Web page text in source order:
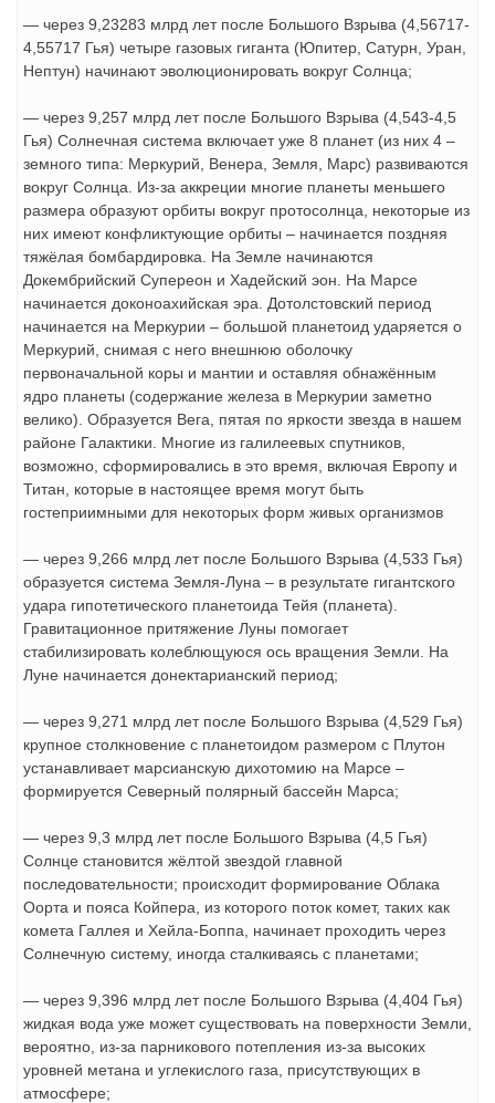
— через 9,23283 млрд лет после Большого Взрыва (4,56717-
4,55717 Гья) четыре газовых гиганта (Юпитер, Сатурн, Уран,
Нептун) начинают эволюционировать вокруг Солнца;
— через 9,257 млрд лет после Большого Взрыва (4,543-4,5
Гья) Солнечная система включает уже 8 планет (из них 4 –
земного типа: Меркурий, Венера, Земля, Марс) развиваются
вокруг Солнца. Из-за аккреции многие планеты меньшего
размера образуют орбиты вокруг протосолнца, некоторые из
них имеют конфликтующие орбиты – начинается поздняя
тяжёлая бомбардировка. На Земле начинаются
Докембрийский Супереон и Хадейский эон. На Марсе
начинается доконоахийская эра. Дотолстовский период
начинается на Меркурии – большой планетоид ударяется о
Меркурий, снимая с него внешнюю оболочку
первоначальной коры и мантии и оставляя обнажённым
ядро ​​планеты (содержание железа в Меркурии заметно
велико). Образуется Вега, пятая по яркости звезда в нашем
районе Галактики. Многие из галилеевых спутников,
возможно, сформировались в это время, включая Европу и
Титан, которые в настоящее время могут быть
гостеприимными для некоторых форм живых организмов
— через 9,266 млрд лет после Большого Взрыва (4,533 Гья)
образуется система Земля-Луна – в результате гигантского
удара гипотетического планетоида Тейя (планета).
Гравитационное притяжение Луны помогает
стабилизировать колеблющуюся ось вращения Земли. На
Луне начинается донектарианский период;
— через 9,271 млрд лет после Большого Взрыва (4,529 Гья)
крупное столкновение с планетоидом размером с Плутон
устанавливает марсианскую дихотомию на Марсе –
формируется Северный полярный бассейн Марса;
— через 9,3 млрд лет после Большого Взрыва (4,5 Гья)
Солнце становится жёлтой звездой главной
последовательности; происходит формирование Облака
Оорта и пояса Койпера, из которого поток комет, таких как
комета Галлея и Хейла-Боппа, начинает проходить через
Солнечную систему, иногда сталкиваясь с планетами;
— через 9,396 млрд лет после Большого Взрыва (4,404 Гья)
жидкая вода уже может существовать на поверхности Земли,
вероятно, из-за парникового потепления из-за высоких
уровней метана и углекислого газа, присутствующих в
атмосфере;